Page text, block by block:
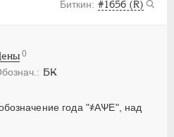
#1656 (R)
БК
года "҂АѰЕ", над
0